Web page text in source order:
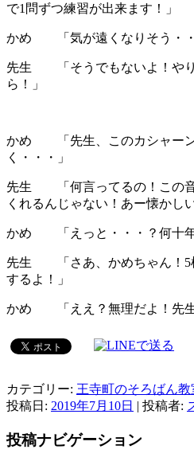
で1問ずつ練習が出来ます！」
かめ 「気が遠くなりそう・・
先生 「そうでもないよ！やり
ら！」
かめ 「先生、このカシャーン
く・・・」
先生 「何言ってるの！この音
くれるんじゃない！あー懐かしい
かめ 「えっと・・・？何十年
先生 「さあ、かめちゃん！5
するよ！」
かめ 「ええ？無理だよ！先生
カテゴリー: 王寺町のそろばん
投稿日: 2019年7月10日 | 投稿者:
投稿ナビゲーション